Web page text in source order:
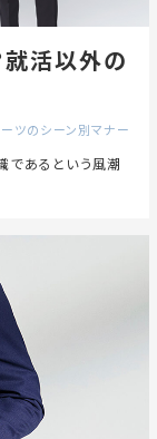
就活以外の
ツのシーン別マナー
であるという風潮